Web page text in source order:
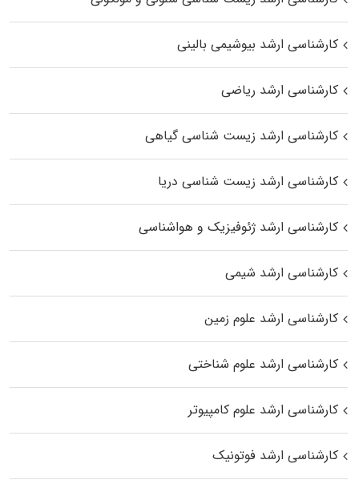
کارشناسی ارشد بیوشیمی بالینی
کارشناسی ارشد ریاضی
کارشناسی ارشد زیست‌ شناسی گیاهی
کارشناسی ارشد زیست‌ شناسی دریا
کارشناسی ارشد ژئوفیزیک و هواشناسی
کارشناسی ارشد شیمی
کارشناسی ارشد علوم زمین
کارشناسی ارشد علوم شناختی
کارشناسی ارشد علوم کامپیوتر
کارشناسی ارشد فوتونیک